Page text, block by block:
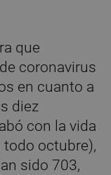
que
coronavirus
en cuanto a
diez
con la vida
todo octubre),
sido 703,